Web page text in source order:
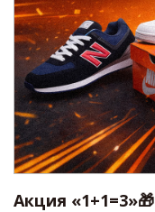
Акция «1+1=3»🎁